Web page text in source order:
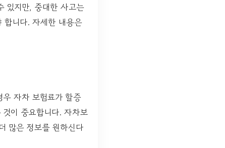
있지만, 중대한 사고는
합니다. 자세한 내용은
자차 보험료가 할증
이 중요합니다. 자차보
많은 정보를 원하신다